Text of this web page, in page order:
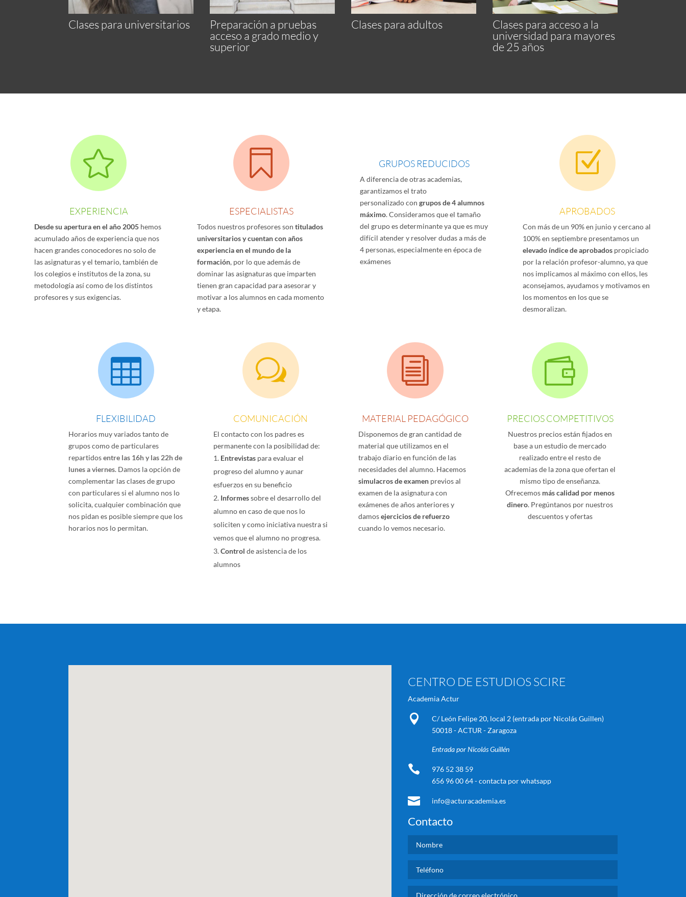
Clases para universitarios
Preparación a pruebas
acceso a grado medio y
superior
Clases para adultos
Clases para acceso a la
universidad para mayores
de 25 años

EXPERIENCIA
Desde su apertura en el año 2005 hemos
acumulado años de experiencia que nos
hacen grandes conocedores no solo de
las asignaturas y el temario, también de
los colegios e institutos de la zona, su
metodología así como de los distintos
profesores y sus exigencias.

ESPECIALISTAS
Todos nuestros profesores son titulados
universitarios y cuentan con años
experiencia en el mundo de la
formación, por lo que además de
dominar las asignaturas que imparten
tienen gran capacidad para asesorar y
motivar a los alumnos en cada momento
y etapa.
GRUPOS REDUCIDOS
A diferencia de otras academias,
garantizamos el trato
personalizado congrupos de 4 alumnos
máximo. Consideramos que el tamaño
del grupo es determinante ya que es muy
difícil atender y resolver dudas a más de
4 personas, especialmente en época de
exámenes
Z
APROBADOS
Con más de un 90% en junio y cercano al
100% en septiembre presentamos un
elevado índice de aprobados propiciado
por la relación profesor-alumno, ya que
nos implicamos al máximo con ellos, les
aconsejamos, ayudamos y motivamos en
los momentos en los que se
desmoralizan.

FLEXIBILIDAD
Horarios muy variados tanto de
grupos como de particulares
repartidosentre las 16h y las 22h de
lunes a viernes. Damos la opción de
complementar las clases de grupo
con particulares si el alumno nos lo
solicita, cualquier combinación que
nos pidan es posible siempre que los
horarios nos lo permitan.
w
COMUNICACIÓN
El contacto con los padres es
permanente con la posibilidad de:
Entrevistaspara evaluar el
progreso del alumno y aunar
esfuerzos en su beneficio
Informessobre el desarrollo del
alumno en caso de que nos lo
soliciten y como iniciativa nuestra si
vemos que el alumno no progresa.
Control de asistencia de los
alumnos
i
MATERIAL PEDAGÓGICO
Disponemos de gran cantidad de
material que utilizamos en el
trabajo diario en función de las
necesidades del alumno. Hacemos
simulacros de examenprevios al
examen de la asignatura con
exámenes de años anteriores y
damosejercicios de refuerzo
cuando lo vemos necesario.

PRECIOS COMPETITIVOS
Nuestros precios están fijados en
base a un estudio de mercado
realizado entre el resto de
academias de la zona que ofertan el
mismo tipo de enseñanza.
Ofrecemos más calidad por menos
dinero. Pregúntanos por nuestros
descuentos y ofertas
CENTRO DE ESTUDIOS SCIRE
Academia Actur

C/ León Felipe 20, local 2 (entrada por Nicolás Guillen)
50018 - ACTUR - Zaragoza
Entrada por Nicolás Guillén

976 52 38 59
656 96 00 64 - contacta por whatsapp
 info@acturacademia.es
Contacto